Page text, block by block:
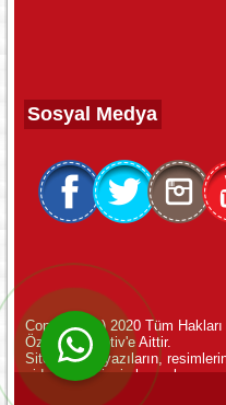
WhatsApp ile
Sosyal Medya
Copyright (c) 2020 Tüm Hakları
Özkar Otomotiv'e Aittir.
Sitemizdeki yazıların,
videoların izinsiz kopyalanması
yasaktır.